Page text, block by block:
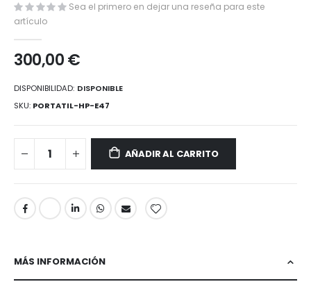
Sea el primero en dejar una reseña para este
artículo
300,00 €
DISPONIBILIDAD: DISPONIBLE
SKU PORTATIL-HP-E47
AÑADIR AL CARRITO
MÁS INFORMACIÓN